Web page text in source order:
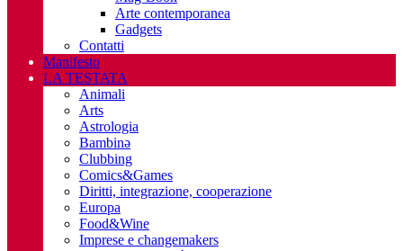
Arte contemporanea
Gadgets
Contatti
Manifesto
LA TESTATA
Animali
Arts
Astrologia
Bambinə
Clubbing
Comics&Games
Diritti, integrazione, cooperazione
Europa
Food&Wine
Imprese e changemakers